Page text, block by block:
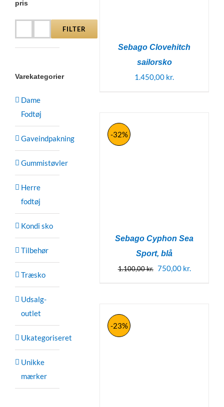
Sebago Clovehitch
sailorsko
1.450,00 kr.
-32%
Sebago Cyphon Sea
Sport, blå
1.100,00kr. Den
750,00 kr.
-23%
pris
Mindste
pris
Højeste
pris
FILTER
Varekategorier
Dame
Fodtøj
Gaveindpakning
Gummistøvler
Herre
fodtøj
Kondi sko
Tilbehør
Træsko
Udsalg-
outlet
Ukategoriseret
Unikke
mærker